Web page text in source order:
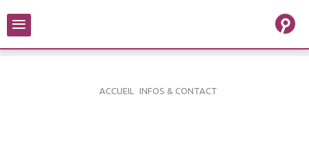
≡
ACCUEIL INFOS & CONTACT